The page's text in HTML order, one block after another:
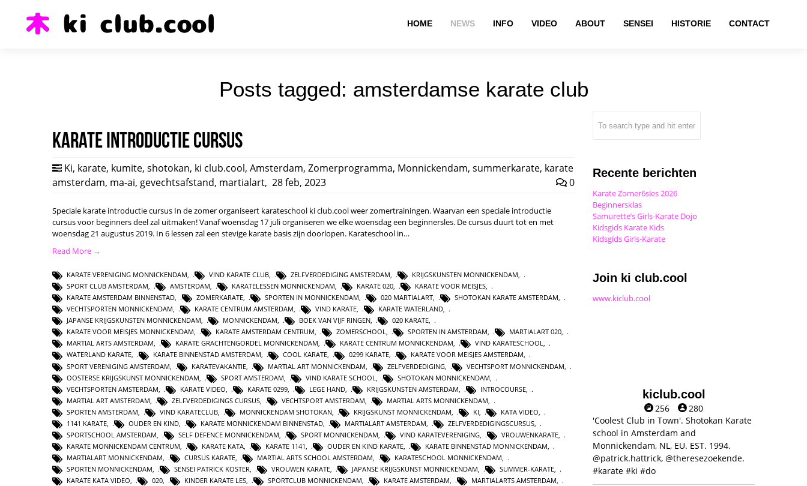
HOME NEWS INFO VIDEO ABOUT SENSEI HISTORIE CONTACT
Posts tagged: amsterdamse karate club
Karate introductie cursus
Ki, karate, kumite, shotokan, ki club.cool, Amsterdam, Zomerprogramma, Monnickendam, summerkarate, karate
amsterdam, ma-ai, gevechtsafstand, martialart, 28 feb, 2023 0
Speciale karate introductie cursus In de zomer organiseert karateschool ki club.cool weer zomertrainingen. Waarvan een speciale introductie
cursus voor beginners deel zal uitmaken! Vanaf woensdag 17 juli organiseren we elke woensdag een beginnersles. De cursus duurt tot en met
woensdag 21 augustus 2019. In 6 lessen zal een stevige karate basis zijn doorlopen. Karateschool in…
Read More →
KARATE VERENIGING MONNICKENDAM, VIND KARATE CLUB, ZELFVERDEDIGING AMSTERDAM, KRIJGSKUNSTEN MONNICKENDAM,
SPORT CLUB AMSTERDAM, AMSTERDAM, KARATELESSEN MONNICKENDAM, KARATE 020, KARATE VOOR MEISJES,
KARATE AMSTERDAM BINNENSTAD, ZOMERKARATE, SPORTEN IN MONNICKENDAM, 020 MARTIALART, SHOTOKAN KARATE AMSTERDAM,
VECHTSPORTEN MONNICKENDAM, KARATE CENTRUM AMSTERDAM, VIND KARATE, KARATE WATERLAND,
JAPANSE KRIJGSKUNSTEN MONNICKENDAM, MONNICKENDAM, BOEK VAN VIJF RINGEN, 020 KARATE,
KARATE VOOR MEISJES MONNICKENDAM, KARATE AMSTERDAM CENTRUM, ZOMERSCHOOL, SPORTEN IN AMSTERDAM, MARTIALART 020,
MARTIAL ARTS AMSTERDAM, KARATE GRACHTENGORDEL MONNICKENDAM, KARATE CENTRUM MONNICKENDAM, VIND KARATESCHOOL,
WATERLAND KARATE, KARATE BINNENSTAD AMSTERDAM, COOL KARATE, 0299 KARATE, KARATE VOOR MEISJES AMSTERDAM,
SPORT VERENIGING AMSTERDAM
KARATEVAKANTIE MARTIAL ART MONNICKENDAM ZELFVERDEDIGING VECHTSPORT MONNICKENDAM
OOSTERSE KRIJGSKUNST MONNICKENDAM
SPORT AMSTERDAM VIND KARATE SCHOOL SHOTOKAN MONNICKENDAM
VECHTSPORTEN AMSTERDAM
KARATE VIDEO KARATE 0299 LEGE HAND KRIJGSKUNSTEN AMSTERDAM INTROCOURSE
MARTIAL ART AMSTERDAM
ZELFVERDEDIGINGS CURSUS VECHTSPORT AMSTERDAM MARTIAL ARTS MONNICKENDAM
SPORTEN AMSTERDAM
VIND KARATECLUB MONNICKENDAM SHOTOKAN KRIJGSKUNST MONNICKENDAM KI KATA VIDEO
1141 KARATE
OUDER EN KIND KARATE MONNICKENDAM BINNENSTAD MARTIALART AMSTERDAM ZELFVERDEDIGINGSCURSUS
SPORTSCHOOL AMSTERDAM
SELF DEFENCE MONNICKENDAM SPORT MONNICKENDAM VIND KARATEVERENIGING VROUWENKARATE
KARATE MONNICKENDAM CENTRUM
KARATE KATA KARATE 1141 OUDER EN KIND KARATE KARATE BINNENSTAD MONNICKENDAM
MARTIALART MONNICKENDAM, CURSUS KARATE, MARTIAL ARTS SCHOOL AMSTERDAM, KARATESCHOOL MONNICKENDAM,
SPORTEN MONNICKENDAM, SENSEI PATRICK KOSTER, VROUWEN KARATE, JAPANSE KRIJGSKUNST MONNICKENDAM, SUMMER-KARATE,
KARATE KATA VIDEO, 020, KINDER KARATE LES, SPORTCLUB MONNICKENDAM, KARATE AMSTERDAM, MARTIALARTS AMSTERDAM,
Recente berichten
Karate Zomer6sies 2026
Beginnersklas
Samurette’s Girls-Karate Dojo
Kidsgids Karate Kids
Kidsgids Girls-Karate
Join ki club.cool
www.kiclub.cool
kiclub.cool
256
280
'Coolest Club in Town'. Shotokan Karate
school in Amsterdam and
Monnickendam, NL, EU. EST. 1994.
@patrick.hattrick, @theresezoekende.
#karate #ki #do